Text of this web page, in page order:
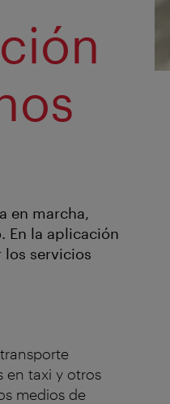
en marcha,
En la aplicación
servicios
en taxi y otros
medios de